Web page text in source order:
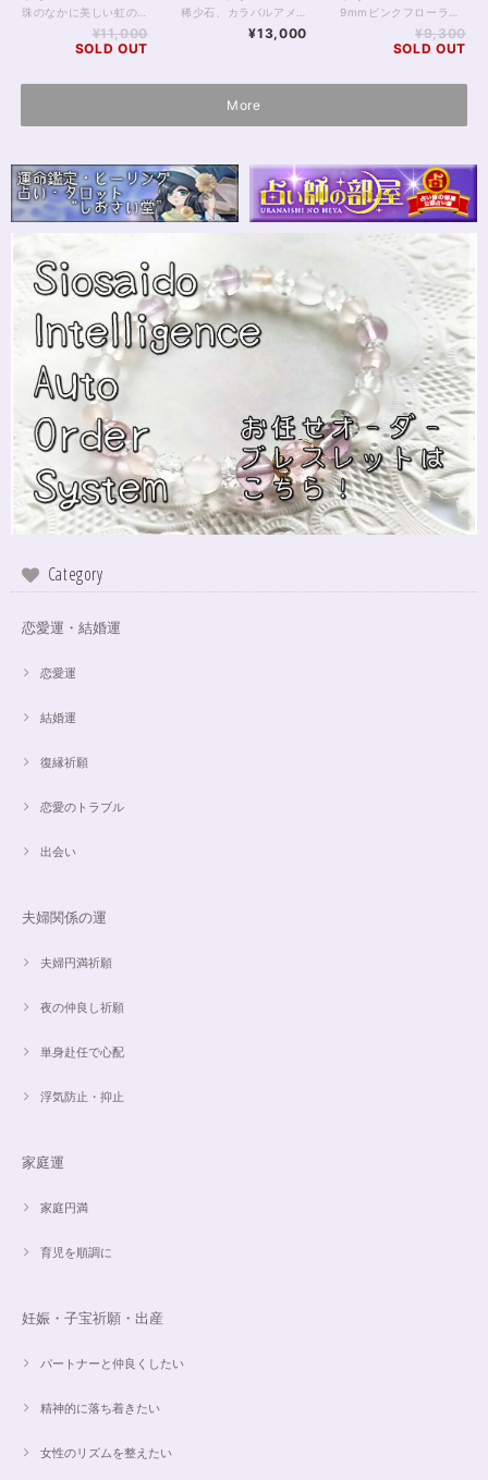
¥11,000
SOLD OUT
16.5cm・ギャラン
¥13,000
¥9,300
SOLD OUT
More
Category
恋愛運・結婚運
恋愛運
結婚運
復縁祈願
恋愛のトラブル
出会い
夫婦関係の運
夫婦円満祈願
夜の仲良し祈願
単身赴任で心配
浮気防止・抑止
家庭運
家庭円満
育児を順調に
妊娠・子宝祈願・出産
パートナーと仲良くしたい
精神的に落ち着きたい
女性のリズムを整えたい